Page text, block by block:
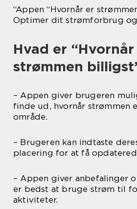
“Appen “Hvornår er
Optimer dit strømforbrug og
Hvad er
strømmen
– Appen giver brugeren
finde ud, hvornår strømmen
område.
– Brugeren kan indtaste
placering for at få
– Appen giver anbefalinger
er bedst at bruge strøm til
aktiviteter.